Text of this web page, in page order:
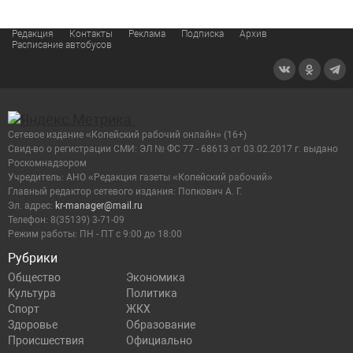
Редакция Контакты Реклама Подписка
Архив
Расписание автобусов
Рубрики
Общество
Экономика
Культура
Политика
Спорт
ЖКХ
Здоровье
Образование
Происшествия
Официально
Сетевое издание «Копейский рабочий онлайн» (16+)
Cвид-во о регистрации СМИ: ЭЛ № ФС 77 - 68613 от 03.02.2017 г. выдано
Роскомнадзором
Учредитель: АНО «Редакция газеты «Копейский рабочий»
Главный редактор сетевого издания: Попкович А. Г.
Эл. адрес: kr-manager@mail.ru
Телефон: 8(35139) 3-71-09
Режим работы: ПН - ПТ с 9:00 до 18:00